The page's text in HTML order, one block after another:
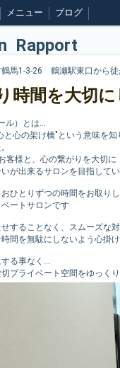
メニュー ブログ
Rapport
鶴馬1-3-26 鶴瀬駅東口から
時間を大切
ル）とは…
と心の架け橋"という意味を知
客様と、心の繋がりを大切に
が出来るサロンを目指してい
ひとりずつの時間をお取り
ートサロンです
することなく、スムーズな対
間を無駄にしないよう心掛け
する事なく…
プライベート空間をゆっく